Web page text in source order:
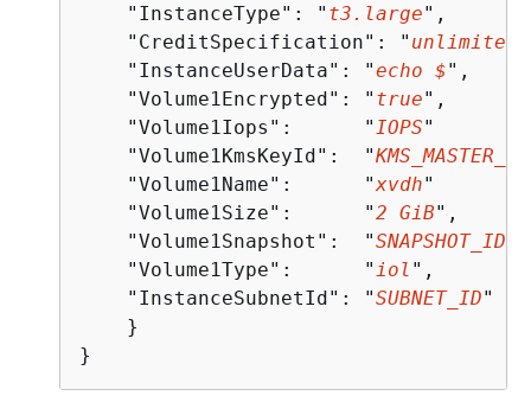
    "InstanceType": "
t3.large",
    "CreditSpecification": "
unlimited
    "InstanceUserData": "
echo $",
    "Volume1Encrypted": "
true",
    "Volume1Iops":      "
IOPS"
    "Volume1KmsKeyId":  "
    "Volume1Name":      "
xvdh"
    "Volume1Size":      "
2 GiB",
    "Volume1Snapshot":  "
SNAPSHOT_ID
    "Volume1Type":      "
iol ",
    "InstanceSubnetId": "
SUBNET_ID"
    }
}